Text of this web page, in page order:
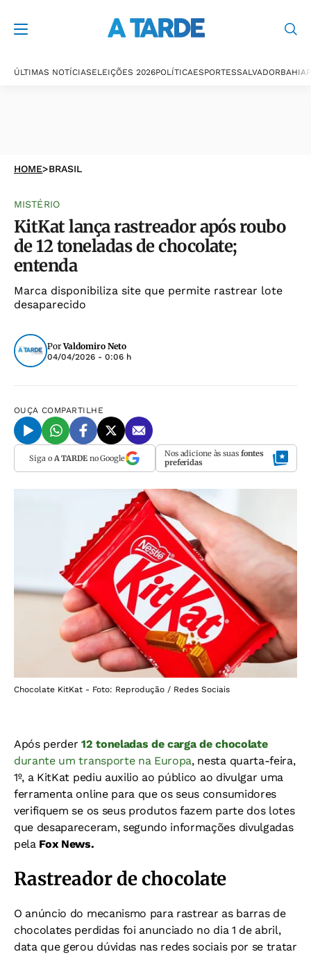
ÚLTIMAS NOTÍCIASELEIÇÕES 2026POLÍTICAESPORTESSALVADORBAHIA
HOME>BRASIL
MISTÉRIO
KitKat lança rastreador após roubo
de 12 toneladas de chocolate;
entenda
Marca disponibiliza site que permite rastrear lote
desaparecido
PorValdomiro Neto
04/04/2026 - 0:06 h
OUÇA COMPARTILHE
Siga o A TARDEno Google Nos adicione às suas fontes
preferidas
Chocolate KitKat - Foto: Reprodução / Redes Sociais
Após perder12 toneladas de carga de chocolate
durante um transporte na Europa, nesta quarta-feira,
1º, a KitKat pediu auxilio ao público ao divulgar uma
ferramenta online para que os seus consumidores
verifiquem se os seus produtos fazem parte dos lotes
que desapareceram, segundo informações divulgadas
pela Fox News.
Rastreador de chocolate
O anúncio do mecanismo para rastrear as barras de
chocolates perdidas foi anunciado no dia 1 de abril,
data que gerou dúvidas nas redes sociais por se tratar